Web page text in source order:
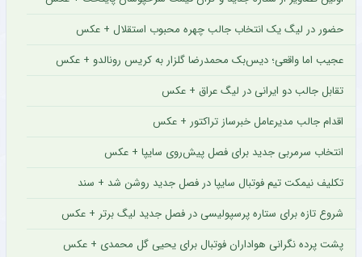
حضور در لیگ یک انتخاب جالب چهره محبوب استقلال + عکس
عجیب اما واقعی؛ دیس‌بک محمدرضا گلزار به کریس رونالدو + عکس
تقابل جالب دو ایرانی در لیگ عراق + عکس
اقدام جالب مدیرعامل خبرساز تراکتور + عکس
انتخاب سرمربی جدید برای فصل پیش‌روی سایپا + عکس
تکلیف نیمکت تیم فوتبال سایپا در فصل جدید روشن شد + سند
شروع تازه برای ستاره پرسپولیسی در فصل جدید لیگ برتر + عکس
پشت پرده نگرانی هواداران فوتبال برای یحیی گل محمدی + عکس